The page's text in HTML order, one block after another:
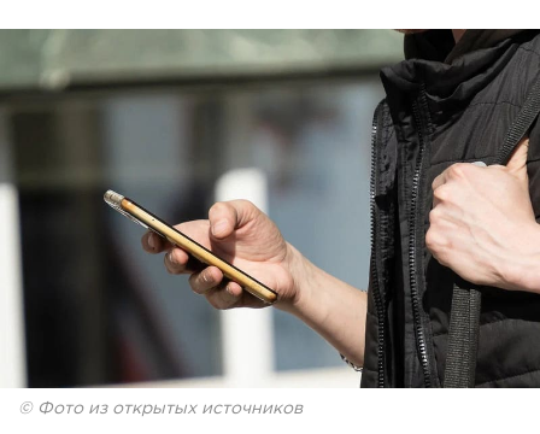
© Фото из открытых источников